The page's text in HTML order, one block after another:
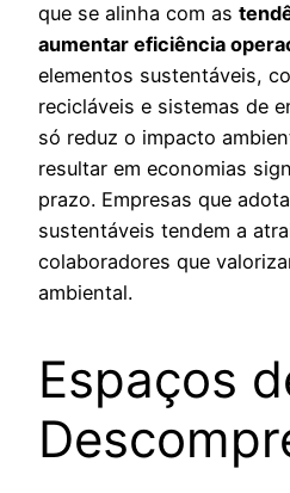
que se alinha com as
aumentar eficiência
elementos sustentáveis,
recicláveis e sistemas de
só reduz o impacto
resultar em economias
prazo. Empresas que
sustentáveis tendem a
colaboradores que
ambiental.
Espaços